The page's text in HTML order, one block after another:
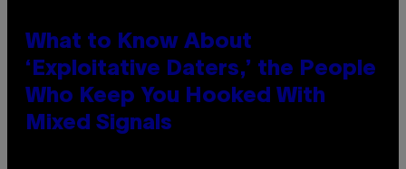
What to Know About
‘Exploitative Daters,’ the People
Who Keep You Hooked With
Mixed Signals